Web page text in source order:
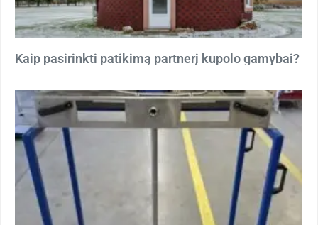
Kaip pasirinkti patikimą partnerį kupolo gamybai?